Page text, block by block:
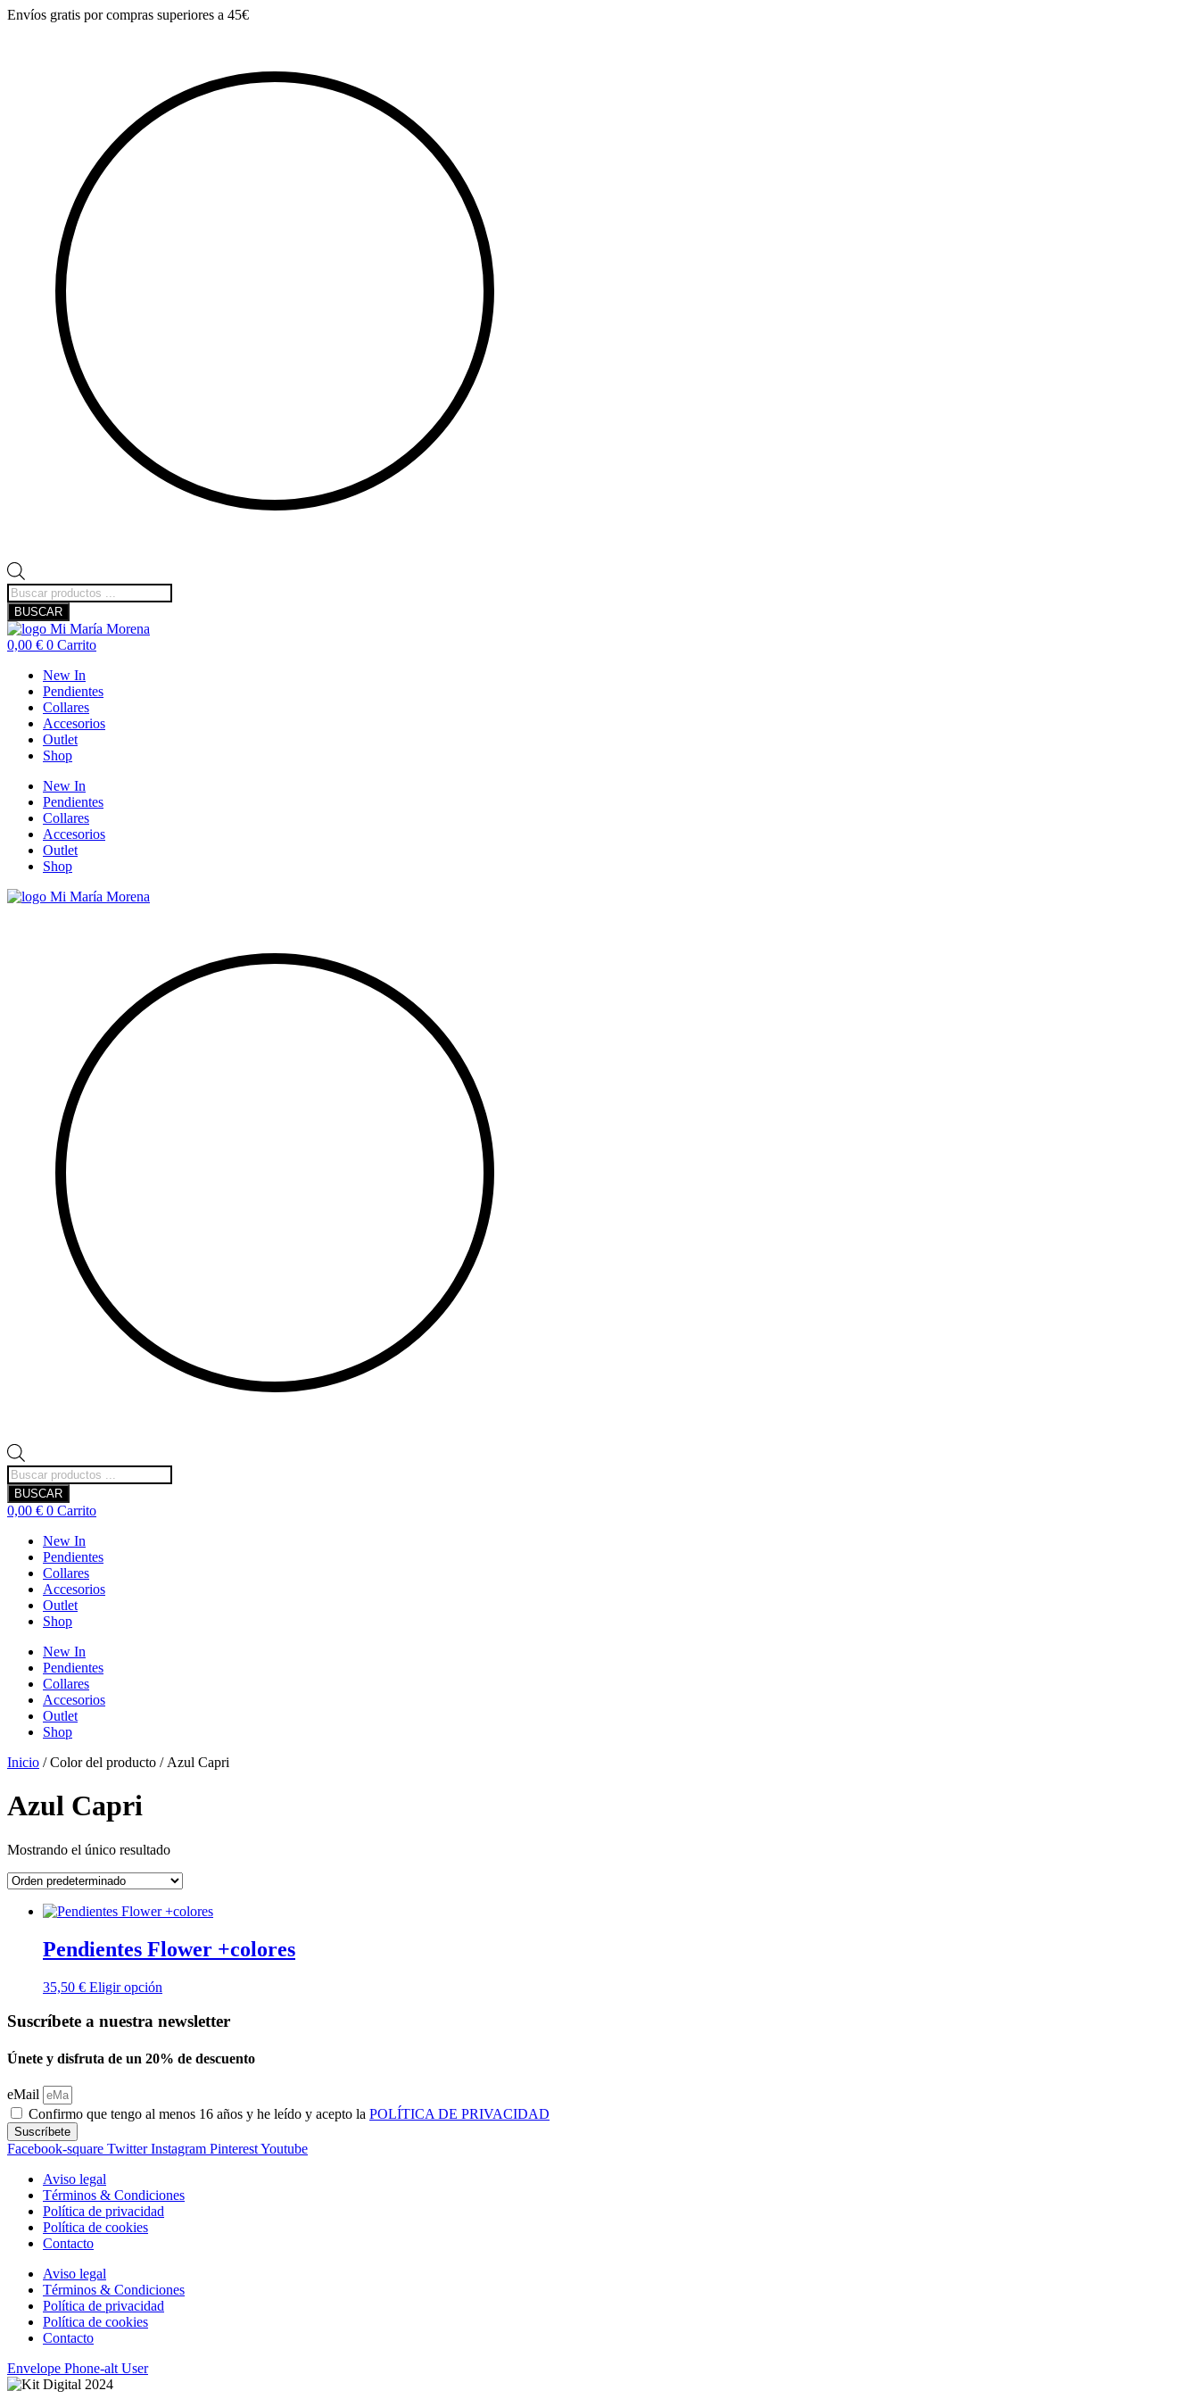
Ir
Envíos gratis por compras superiores a 45€
Búsqueda
de
productos
BUSCAR
0,00 € 0 Carrito
New In
Pendientes
Collares
Accesorios
Outlet
Shop
New In
Pendientes
Collares
Accesorios
Outlet
Shop
Búsqueda
de
productos
BUSCAR
0,00 € 0 Carrito
New In
Pendientes
Collares
Accesorios
Outlet
Shop
New In
Pendientes
Collares
Accesorios
Outlet
Shop
Inicio / Color del producto / Azul Capri
Azul Capri
Mostrando el único resultado
Pendientes Flower +colores
35,50 € Eligir opción
tiene
variantes.
Las
pueden
en
de
producto
Suscríbete a nuestra newsletter
Únete y disfruta de un 20% de descuento
eMail
Confirmo que tengo al menos 16 años y he leído y acepto la POLÍTICA DE PRIVACIDAD
Suscríbete
Facebook-square Twitter Instagram PinterestYoutube
Aviso legal
Términos & Condiciones
Política de privacidad
Política de cookies
Contacto
Aviso legal
Términos & Condiciones
Política de privacidad
Política de cookies
Contacto
Envelope Phone-alt User